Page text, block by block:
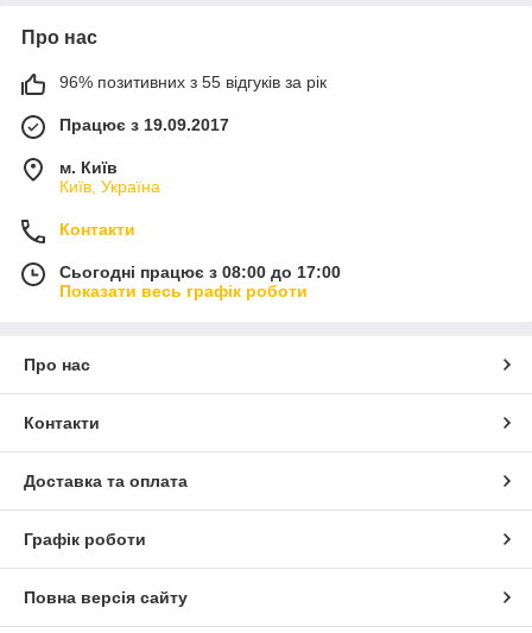
Про нас
96% позитивних з 55 відгуків за рік
Працює з 19.09.2017
м. Київ
Київ, Україна
Контакти
Сьогодні працює з 08:00 до 17:00
Показати весь графік роботи
Про нас
Контакти
Доставка та оплата
Графік роботи
Повна версія сайту